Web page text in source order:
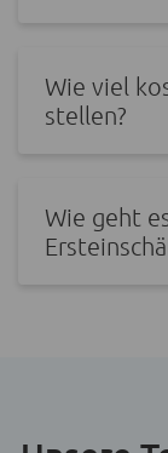
Wie viel
stellen?
Wie geht